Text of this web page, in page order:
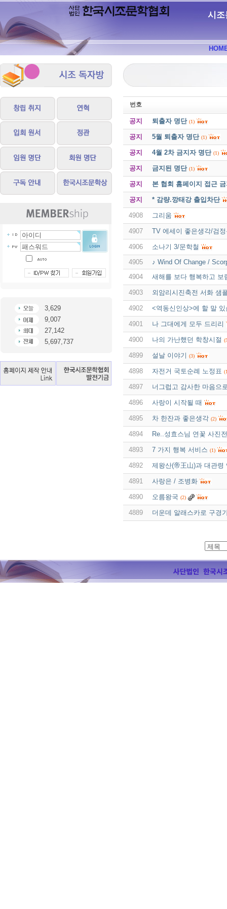
시조
3,629
9,007
27,142
5,697,737
번호
공지 퇴출자 명단 (1)
공지 5월 퇴출자 명단 (1)
공지 4월 2차 금지자 명단 (1)
공지 금지된 명단 (1)
공지 본 협회 홈페이지 접근
공지 * 감량.깡태강 출입차단
4908 그리움
4907 TV 에세이 좋은생각/검
4906
소나기 3/문학철
4905
♪ Wind Of Change /
4904
새해를 보다 행복하고 보
4903 외암리시진축전 서화 샘
4902 <역동신인상>에 할 말 있
4901 나 그대에게 모두 드리리
4900 나의 가난했던 학창시절
4899 설날 이야기 (3)
4898 자전거 국토순례 노정표
4897 너그럽고 감사한 마음으
4896 사랑이 시작될 때
4895 차 한잔과 좋은생각 (2)
4894 Re..성효스님 연꽃 사진전
4893 7 가지 행복 서비스 (1)
4892 제왕산(帝王山)과 대관
4891 사랑은 / 조병화
4890 오름왕국 (2)
4889 더운데 알래스카로 구경